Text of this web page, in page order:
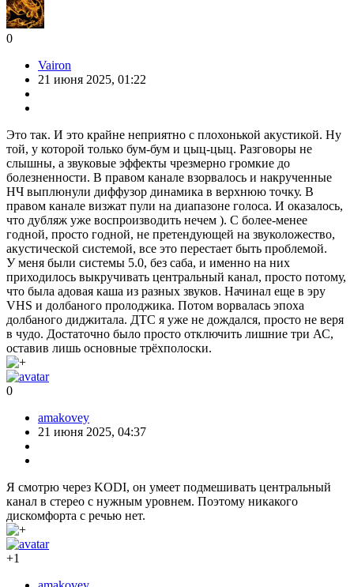
0
Vairon
21 июня 2025, 01:22
Это так. И это крайне неприятно с плохонькой акустикой. Ну
той, у которой только бум-бум и цыц-цыц. Разговоры не
слышны, а звуковые эффекты чрезмерно громкие до
болезненности. В правом канале взорвалось и накрученные
НЧ выплюнули диффузор динамика в верхнюю точку. В
правом канале визжат пули на диапазоне голоса. И оказалось,
что дубляж уже воспроизводить нечем ). С более-менее
годной, просто годной, не претендующей на звуколожество,
акустической системой, все это перестает быть проблемой.
У меня были системы 5.0, без саба, и именно на них
приходилось выкручивать центральный канал, просто потому,
что была адовая каша из разных звуков. Начинал еще в эру
VHS и долбаного пролоджика. Потом ворвалась эпоха
долбаного диджитала. ДТС я уже не дождался, просто не веря
в чудо. Достаточно было просто отключить лишние три АС,
оставив лишь основные трёхполоски.
0
amakovey
21 июня 2025, 04:37
Я смотрю через KODI, он умеет подмешивать центральный
канал в стерео с нужным уровнем. Поэтому никакого
дискомфорта с речью нет.
+1